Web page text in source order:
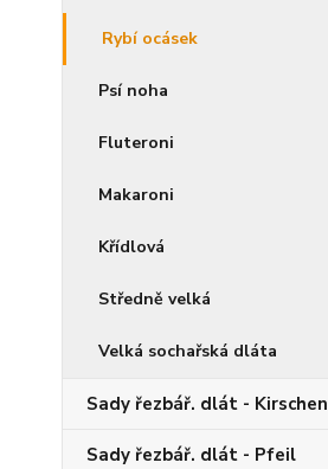
Rybí ocásek
Psí noha
Fluteroni
Makaroni
Křídlová
Středně velká
Velká sochařská dláta
Sady řezbář. dlát - Kirschen
Sady řezbář. dlát - Pfeil